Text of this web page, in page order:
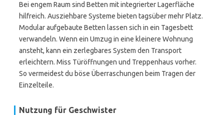
Bei engem Raum sind Betten mit integrierter Lagerfläche
hilfreich. Ausziehbare Systeme bieten tagsüber mehr Platz.
Modular aufgebaute Betten lassen sich in ein Tagesbett
verwandeln. Wenn ein Umzug in eine kleinere Wohnung
ansteht, kann ein zerlegbares System den Transport
erleichtern. Miss Türöffnungen und Treppenhaus vorher.
So vermeidest du böse Überraschungen beim Tragen der
Einzelteile.
Nutzung für Geschwister